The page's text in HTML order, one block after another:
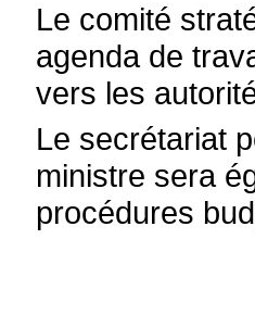
Le comité
agenda de
vers les
Le secrétariat
ministre sera
procédures